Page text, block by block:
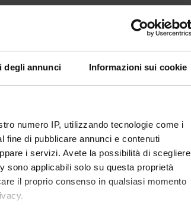
degli annunci Informazioni sui cookie
numero IP, utilizzando tecnologie come i
di pubblicare annunci e contenuti
i servizi. Avete la possibilità di scegliere
sono applicabili solo su questa proprietà
il proprio consenso in qualsiasi momento